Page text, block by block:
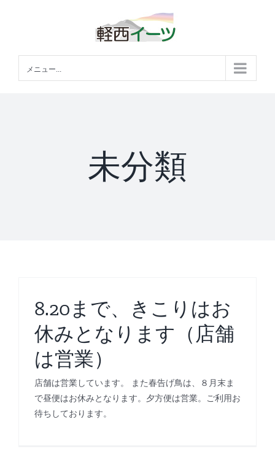
メニュー...
未分類
8.20まで、きこりはお
休みとなります（店舗
は営業）
店舗は営業しています。 また春告げ鳥は、８月末ま
で昼便はお休みとなります。夕方便は営業。ご利用お
待ちしております。